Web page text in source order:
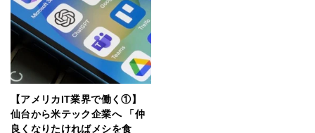
【アメリカIT業界で働く①】
仙台から米テック企業へ 「仲
良くなりたければメシを食